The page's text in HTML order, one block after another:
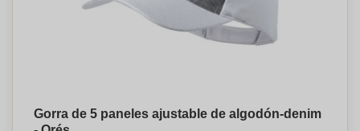
Gorra de 5 paneles ajustable de algodón-denim